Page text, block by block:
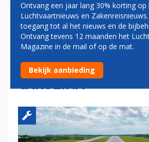
BOOM
CONCORDE-
BOUWEN IN NORTH
CAROLINA
Ontvang een jaar lang 30% korting op
Luchtvaartnieuws en
toegang tot al het nieuws en de
Ontvang tevens 12 maanden het
Magazine in de mail of op de mat.
Bekijk aanbieding